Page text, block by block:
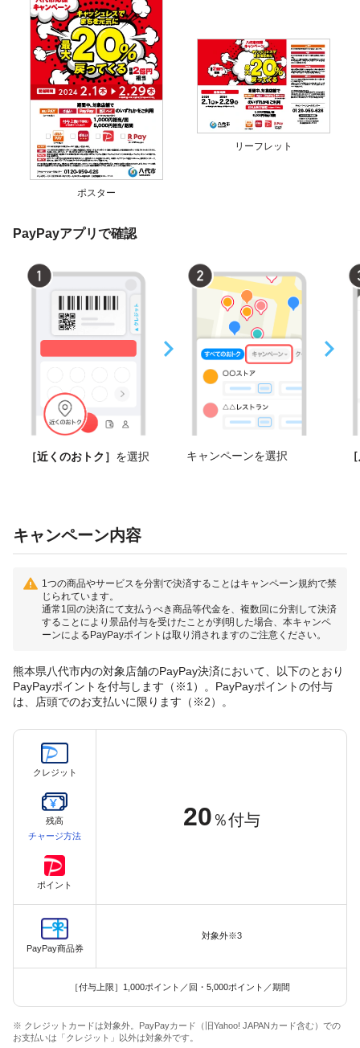
ポスター
リーフレット
PayPayアプリで確認
［近くのおトク］ を選択 キャンペーンを選択
キャンペーン内容
1つの商品やサービスを分割で決済することはキャンペーン規約で禁
じられています。
通常1回の決済にて支払うべき商品等代金を、複数回に分割して決済
することにより景品付与を受けたことが判明した場合、本キャンペ
ーンによるPayPayポイントは取り消されますのご注意ください。
熊本県八代市内の対象店舗のPayPay決済において、以下のとおり
PayPayポイントを付与します（※1）。PayPayポイントの付与
は、店頭でのお支払いに限ります（※2）。
クレジット
残高
チャージ方法
ポイント
20 ％付与
PayPay商品券
対象外※3
［付与上限］1,000ポイント／回・5,000ポイント／期間
※ クレジットカードは対象外。PayPayカード（旧Yahoo! JAPANカード含む）での
お支払いは「クレジット」以外は対象外です。